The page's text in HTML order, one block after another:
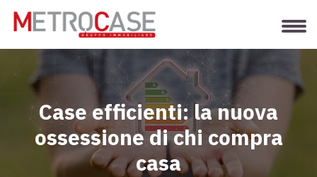
Case efficienti: la nuova
ossessione di chi compra
casa